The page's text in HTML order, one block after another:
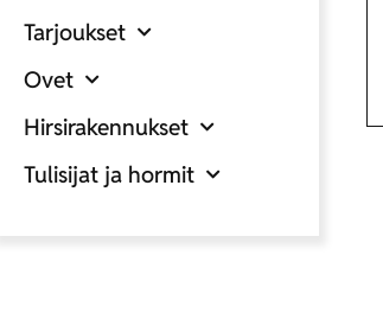
Tarjoukset
Ovet
Hirsirakennukset
Tulisijat ja hormit